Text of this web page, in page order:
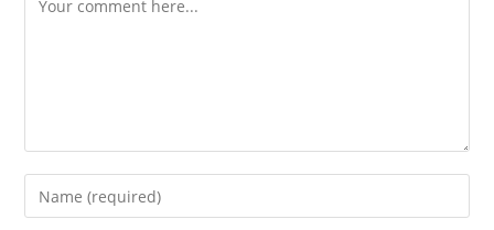
Enter
your